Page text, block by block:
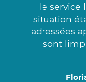
le service
situation
adressées
sont